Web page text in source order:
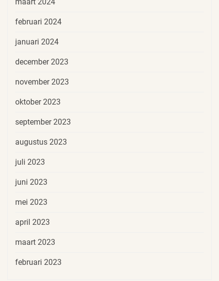
februari 2024
januari 2024
december 2023
november 2023
oktober 2023
september 2023
augustus 2023
juli 2023
juni 2023
mei 2023
april 2023
maart 2023
februari 2023